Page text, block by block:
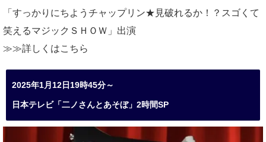
「すっかりにちようチャップリン★見破れるか！？スゴくて
笑えるマジックＳＨＯＷ」出演
≫≫詳しくはこちら
2025年1月12日19時45分～
日本テレビ「二ノさんとあそぼ」2時間SP